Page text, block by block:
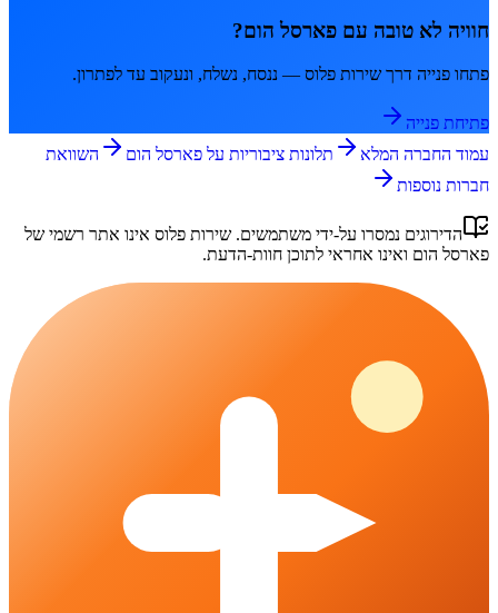
חוויה לא טובה עם פארסל הום?
פתחו פנייה דרך שירות פלוס — ננסח, נשלח, ונעקוב עד לפתרון.
פתיחת פנייה
עמוד החברה המלא
תלונות ציבוריות על פארסל הום
השוואת
חברות נוספות
הדירוגים נמסרו על-ידי משתמשים. שירות פלוס אינו אתר רשמי של
פארסל הום ואינו אחראי לתוכן חוות-הדעת.